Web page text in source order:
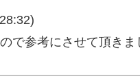
で参考にさせて頂きま